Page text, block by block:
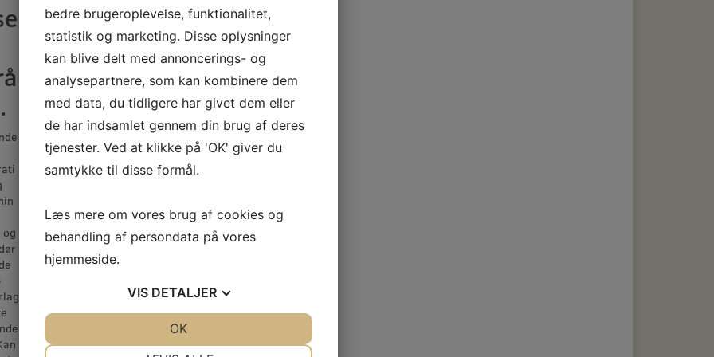
og
bedre brugeroplevelse, funktionalitet,
statistik og marketing. Disse oplysninger
kan blive delt med annoncerings- og
analysepartnere, som kan kombinere dem
med data, du tidligere har givet dem eller
de har indsamlet gennem din brug af deres
tjenester. Ved at klikke på 'OK' giver du
samtykke til disse formål.
Læs mere om vores brug af cookies og
behandling af persondata på vores
hjemmeside.
VIS DETALJER
OK